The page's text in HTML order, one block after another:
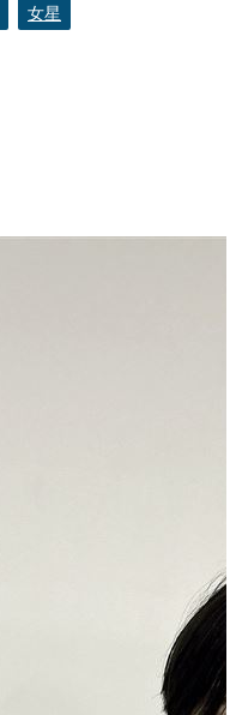
女星